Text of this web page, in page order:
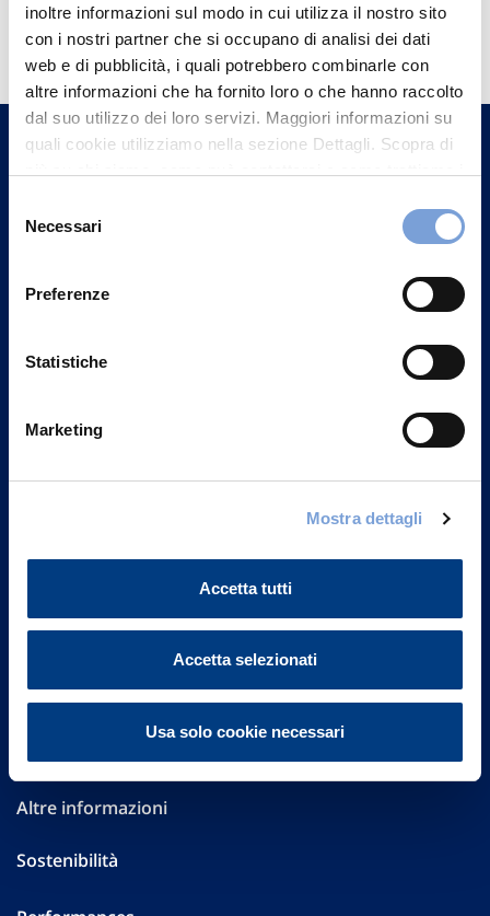
inoltre informazioni sul modo in cui utilizza il nostro sito
con i nostri partner che si occupano di analisi dei dati
web e di pubblicità, i quali potrebbero combinarle con
altre informazioni che ha fornito loro o che hanno raccolto
dal suo utilizzo dei loro servizi. Maggiori informazioni su
quali cookie utilizziamo nella sezione Dettagli. Scopra di
può trovare nel footer del sito nella sezione "Informativa
delNecessari
Preferenze
Statistiche
Marketing
Mostra dettagli
Accetta tutti
Accetta selezionati
Usa solo cookie necessari
Hai bisogno di
informazioni?
Trova l'Agenzia più vicina a te e parla con
un nostro Agente.
Contattaci
Governance
Investor Relations
Altre informazioni
Sostenibilità